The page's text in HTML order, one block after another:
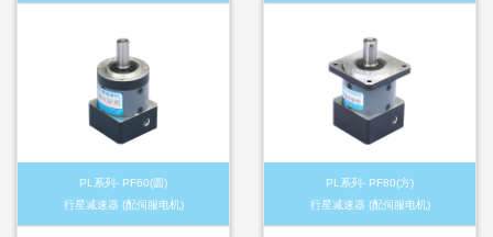
PL系列- PF60(圆)
行星减速器 (配伺服电机)
PL系列- PF80(方)
行星减速器 (配伺服电机)